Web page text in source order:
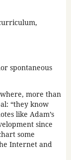
spontaneous
more than
“they know
like Adam’s
since
some
Internet and